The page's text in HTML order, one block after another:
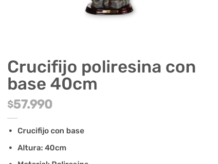
Crucifijo poliresina con
base 40cm
$57.990
Crucifijo con base
Altura: 40cm